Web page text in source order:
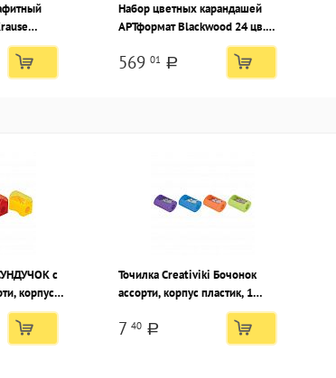
тубус
Набор цветных карандашей
АРТформат Blackwood 24 цв.
трехгранные, деревянные, в
картонной упаковке
569 01 a
с
корпус
в тубусе
Точилка Creativiki Бочонок
ассорти, корпус пластик, 1
7 40 a